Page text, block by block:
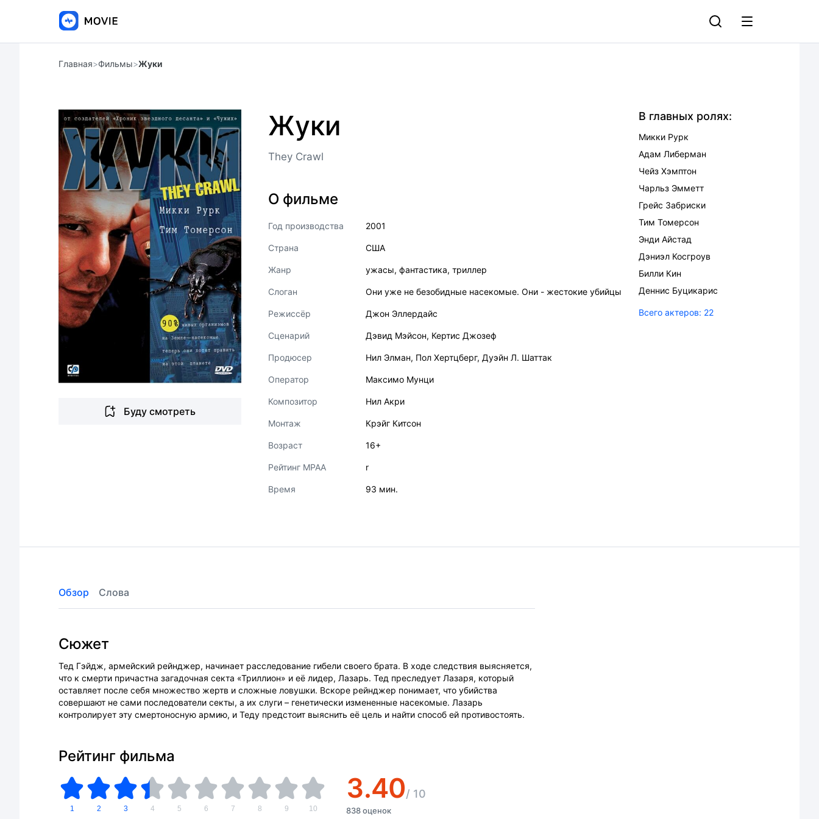
Главная>Фильмы>Жуки
Буду смотреть
Жуки
They Crawl
О фильме
Год производства 2001
Страна США
Жанр ужасы, фантастика, триллер
Слоган Они уже не безобидные насекомые. Они - жестокие убийцы
Режиссёр Джон Эллердайс
Сценарий Дэвид Мэйсон, Кертис Джозеф
Продюсер Нил Элман, Пол Хертцберг, Дуэйн Л. Шаттак
Оператор Максимо Мунци
Композитор Нил Акри
Монтаж Крэйг Китсон
Возраст 16+
Рейтинг MPAA r
Время 93 мин.
В главных ролях:
Микки Рурк
Адам Либерман
Чейз Хэмптон
Чарльз Эмметт
Грейс Забриски
Тим Томерсон
Энди Айстад
Дэниэл Косгроув
Билли Кин
Деннис Буцикарис
Всего актеров: 22
Обзор Слова
Сюжет
Тед Гэйдж, армейский рейнджер, начинает расследование гибели своего брата. В ходе следствия выясняется,
что к смерти причастна загадочная секта «Триллион» и её лидер, Лазарь. Тед преследует Лазаря, который
оставляет после себя множество жертв и сложные ловушки. Вскоре рейнджер понимает, что убийства
совершают не сами последователи секты, а их слуги – генетически измененные насекомые. Лазарь
контролирует эту смертоносную армию, и Теду предстоит выяснить её цель и найти способ ей противостоять.
Рейтинг фильма
1 2 3 4 5 6 7 8 9 10
3.40/ 10
838 оценок